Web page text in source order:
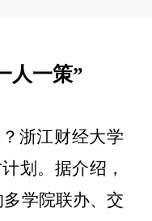
人一策”
浙江财经大学
划。据介绍，
学院联办、交